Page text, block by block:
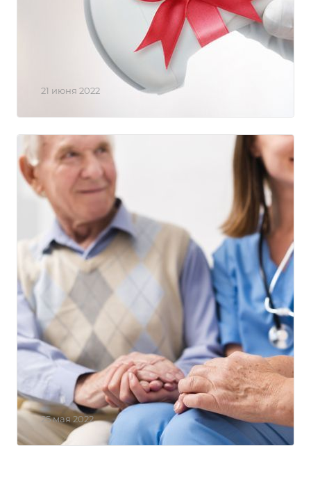
21 июня 2022
Открылся кабинет УЗИ
25 мая 2022
В нашем центре действует
постоянная социальная скидка
10%